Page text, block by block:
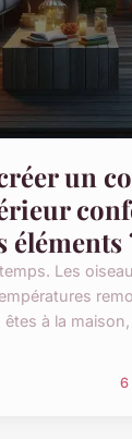
un
éléments
Les
à la
6